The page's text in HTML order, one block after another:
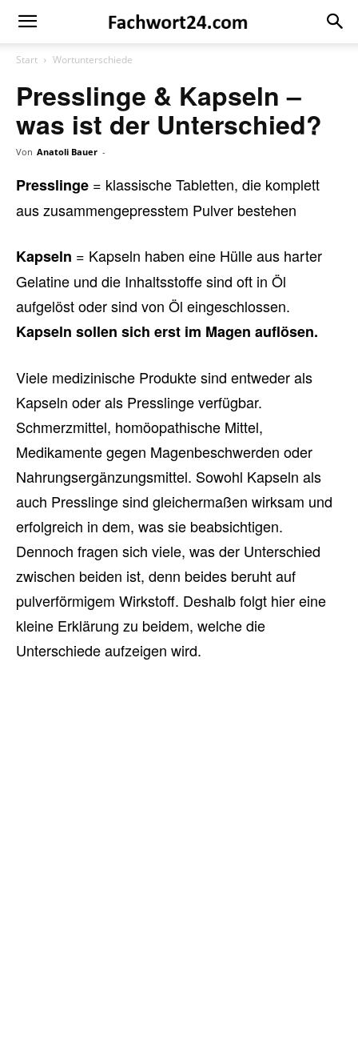
Fachwort24
ShopStart Wortunterschiede
Presslinge & Kapseln –
was ist der Unterschied?
Von Anatoli Bauer -
Presslinge = klassische Tabletten, die komplett
aus zusammengepresstem Pulver bestehen
Kapseln = Kapseln haben eine Hülle aus harter
Gelatine und die Inhaltsstoffe sind oft in Öl
aufgelöst oder sind von Öl eingeschlossen.
Kapseln sollen sich erst im Magen auflösen.
Viele medizinische Produkte sind entweder als
Kapseln oder als Presslinge verfügbar.
Schmerzmittel, homöopathische Mittel,
Medikamente gegen Magenbeschwerden oder
Nahrungsergänzungsmittel. Sowohl Kapseln als
auch Presslinge sind gleichermaßen wirksam und
erfolgreich in dem, was sie beabsichtigen.
Dennoch fragen sich viele, was der Unterschied
zwischen beiden ist, denn beides beruht auf
pulverförmigem Wirkstoff. Deshalb folgt hier eine
kleine Erklärung zu beidem, welche die
Unterschiede aufzeigen wird.